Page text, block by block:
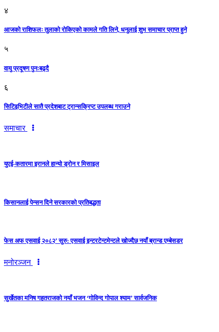
४
आजको राशिफलः तुलाकाे रोकिएको कामले गति लिने, धनुलाई शुभ समाचार प्राप्त हुने
५
वायु प्रदूषण पुनःबढ्दै
६
सिटिइभिटीले सातै प्रदेशबाट ट्रान्सक्रिप्ट उपलब्ध गराउने
समाचार
युएई-कतारमा इरानले हान्यो ड्रोन र मिसाइल
किसानलाई पेन्सन दिने सरकारको प्रतिबद्धता
फेस अफ एसवाई २०८२’ सुरु: एसवाई इन्टरटेन्टमेन्टले खोज्दैछ नयाँ ब्रान्ड एम्बेसडर
मनोरञ्जन
सुर्खेतका मनिष गहतराजको नयाँ भजन ‘गोविन्द गोपाल श्याम’ सार्वजनिक